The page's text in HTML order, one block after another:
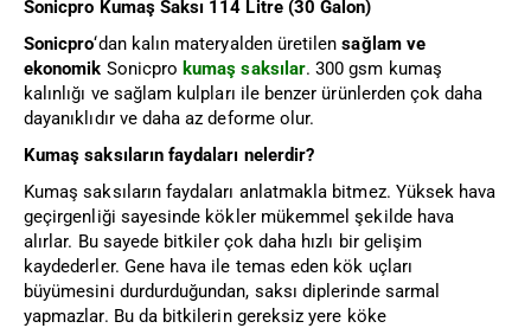
Sonicpro Kumaş Saksı 114 Litre (30 Galon)
Sonicpro‘dan kalın materyalden üretilensağlam ve
ekonomik Sonicpro kumaş saksılar. 300 gsm kumaş
kalınlığı ve sağlam kulpları ile benzer ürünlerden çok daha
dayanıklıdır ve daha az deforme olur.
Kumaş saksıların faydaları nelerdir?
Kumaş saksıların faydaları anlatmakla bitmez. Yüksek hava
geçirgenliği sayesinde kökler mükemmel şekilde hava
alırlar. Bu sayede bitkiler çok daha hızlı bir gelişim
kaydederler. Gene hava ile temas eden kök uçları
büyümesini durdurduğundan, saksı diplerinde sarmal
yapmazlar. Bu da bitkilerin gereksiz yere köke